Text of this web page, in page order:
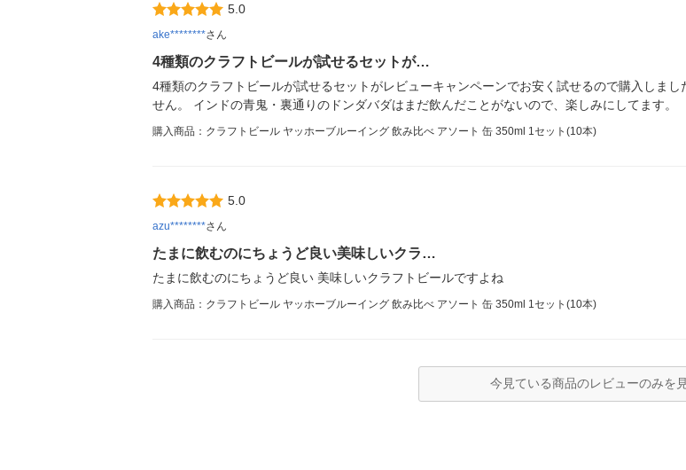
5.0
ake********さん
4種類のクラフトビールが試せるセットが…
4種類のクラフトビールが試せるセットがレビューキャンペーンでお安く試せるので購入しま
せん。 インドの青鬼・裏通りのドンダバダはまだ飲んだことがないので、楽しみにしてます。
購入商品：クラフトビール ヤッホーブルーイング 飲み比べ アソート 缶 350ml 1セット(10本)
5.0
azu********さん
たまに飲むのにちょうど良い美味しいクラ…
たまに飲むのにちょうど良い 美味しいクラフトビールですよね
購入商品：クラフトビール ヤッホーブルーイング 飲み比べ アソート 缶 350ml 1セット(10本)
今見ている商品のレビューのみを